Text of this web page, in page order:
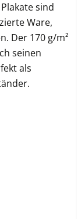
sind
Ware,
Der 170 g/m²
seinen
als